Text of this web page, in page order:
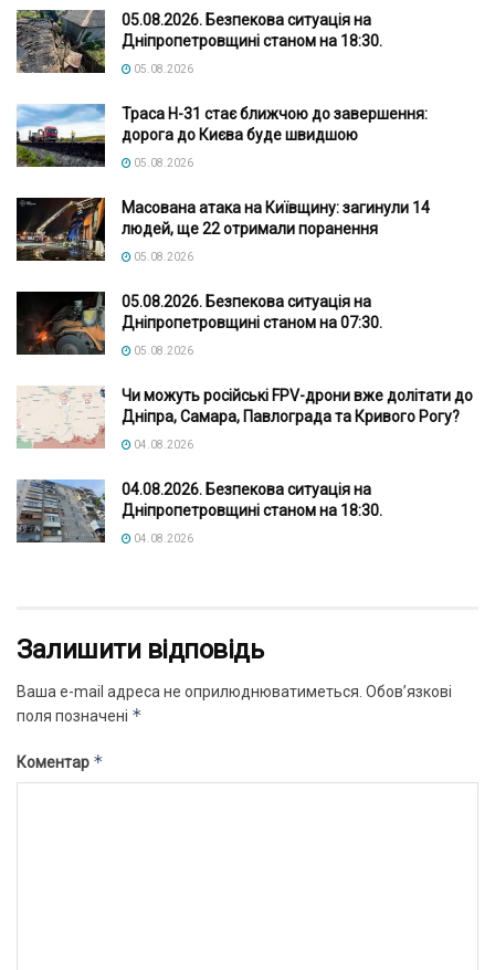
05.08.2026. Безпекова ситуація на
Дніпропетровщині станом на 18:30.
05.08.2026
Траса Н-31 стає ближчою до завершення:
дорога до Києва буде швидшою
05.08.2026
Масована атака на Київщину: загинули 14
людей, ще 22 отримали поранення
05.08.2026
05.08.2026. Безпекова ситуація на
Дніпропетровщині станом на 07:30.
05.08.2026
Чи можуть російські FPV-дрони вже долітати до
Дніпра, Самара, Павлограда та Кривого Рогу?
04.08.2026
04.08.2026. Безпекова ситуація на
Дніпропетровщині станом на 18:30.
04.08.2026
Залишити відповідь
Ваша e-mail адреса не оприлюднюватиметься. Обов’язкові
поля позначені *
Коментар *